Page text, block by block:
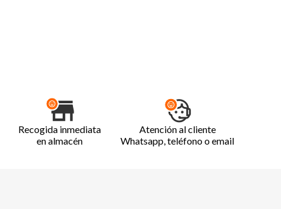
Recogida inmediata
en almacén
Atención al cliente
Whatsapp, teléfono o email